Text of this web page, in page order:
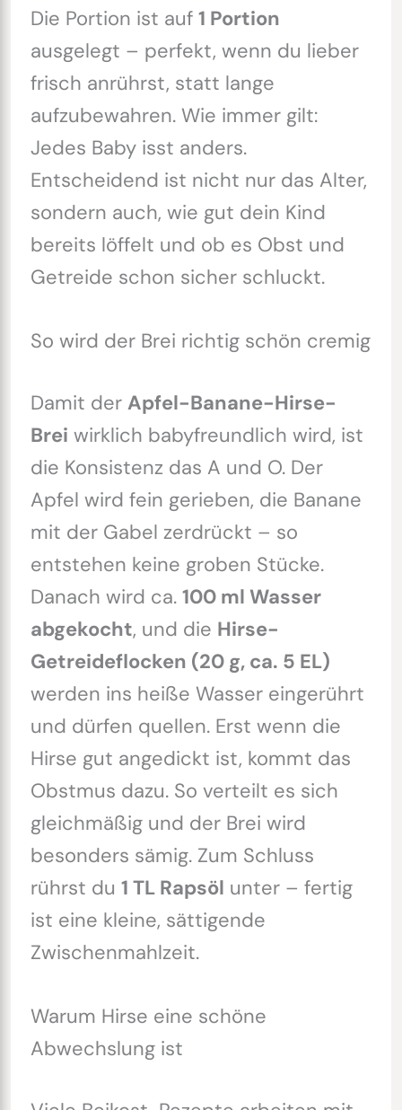
Die Portion ist auf 1 Portion
ausgelegt – perfekt, wenn du lieber
frisch anrührst, statt lange
aufzubewahren. Wie immer gilt:
Jedes Baby isst anders.
Entscheidend ist nicht nur das Alter,
sondern auch, wie gut dein Kind
bereits löffelt und ob es Obst und
Getreide schon sicher schluckt.
So wird der Brei richtig schön cremig
Damit der Apfel-Banane-Hirse-
Brei wirklich babyfreundlich wird, ist
die Konsistenz das A und O. Der
Apfel wird fein gerieben, die Banane
mit der Gabel zerdrückt – so
entstehen keine groben Stücke.
Danach wird ca. 100 ml Wasser
abgekocht, und die Hirse-
Getreideflocken (20 g, ca. 5 EL)
werden ins heiße Wasser eingerührt
und dürfen quellen. Erst wenn die
Hirse gut angedickt ist, kommt das
Obstmus dazu. So verteilt es sich
gleichmäßig und der Brei wird
besonders sämig. Zum Schluss
rührst du 1 TL Rapsöl unter – fertig
ist eine kleine, sättigende
Zwischenmahlzeit.
Warum Hirse eine schöne
Abwechslung ist